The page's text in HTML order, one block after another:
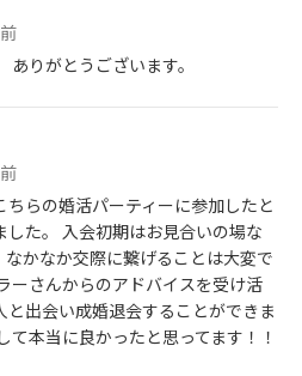
りがとうございます。
らの婚活パーティーに参加したと
た。 入会初期はお見合いの場な
かなか交際に繋げることは大変で
ーさんからのアドバイスを受け活
出会い成婚退会することができま
て本当に良かったと思ってます！！